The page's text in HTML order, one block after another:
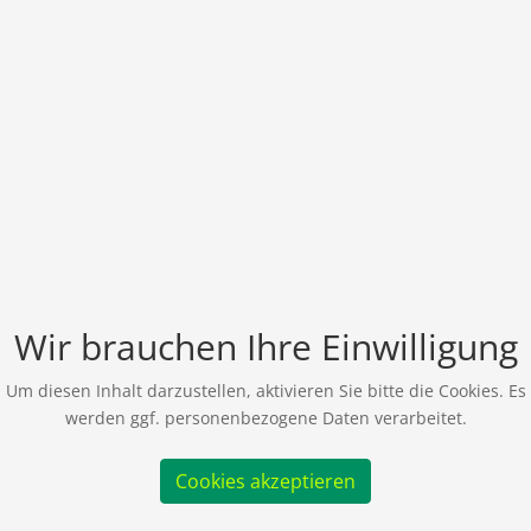
Wir brauchen Ihre Einwilligung
Um diesen Inhalt darzustellen, aktivieren Sie bitte die Cookies. Es
werden ggf. personenbezogene Daten verarbeitet.
Cookies akzeptieren